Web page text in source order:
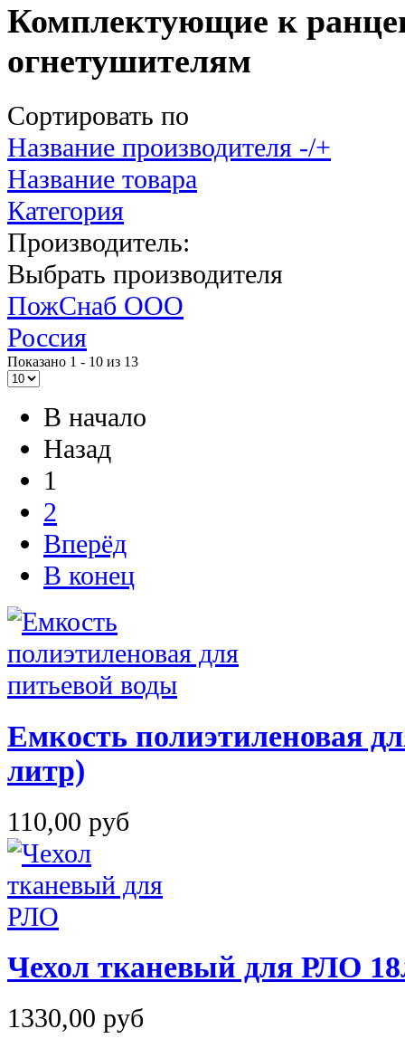
Комплектующие к
огнетушителям
Сортировать по
Название производителя -/+
Название товара
Категория
Производитель:
Выбрать производителя
ПожСнаб ООО
Россия
Показано 1 - 10 из 13
В начало
Назад
1
2
Вперёд
В конец
Емкость полиэтиленовая
литр)
110,00 руб
Чехол тканевый для РЛО
1330,00 руб